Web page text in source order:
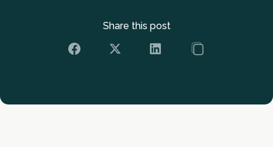
Share this post